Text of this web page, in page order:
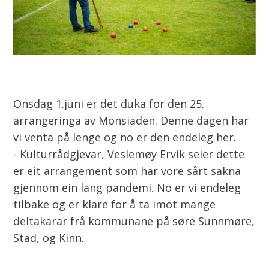
Onsdag 1.juni er det duka for den 25.
arrangeringa av Monsiaden. Denne dagen har
vi venta på lenge og no er den endeleg her.
- Kulturrådgjevar, Veslemøy Ervik seier dette
er eit arrangement som har vore sårt sakna
gjennom ein lang pandemi. No er vi endeleg
tilbake og er klare for å ta imot mange
deltakarar frå kommunane på søre Sunnmøre,
Stad, og Kinn.